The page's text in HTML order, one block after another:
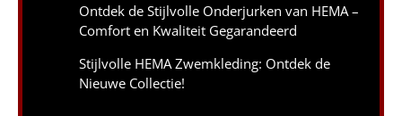
Ontdek de Stijlvolle Onderjurken van HEMA –
Comfort en Kwaliteit Gegarandeerd
Stijlvolle HEMA Zwemkleding: Ontdek de
Nieuwe Collectie!